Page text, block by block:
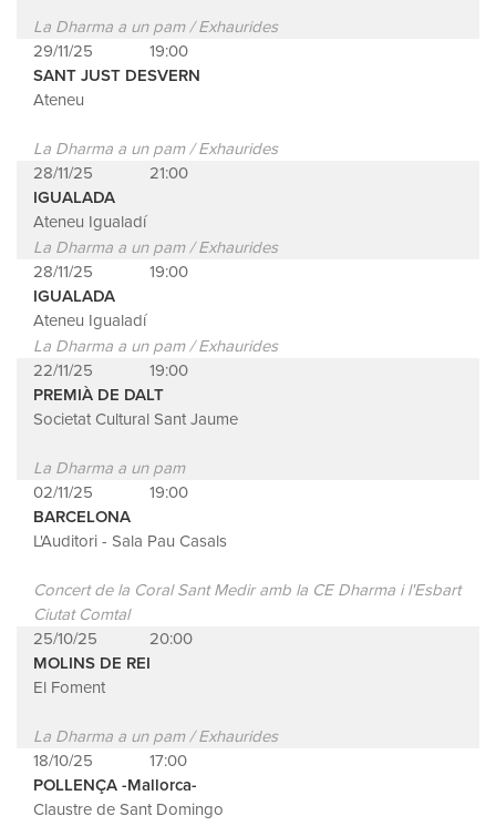
La Dharma a un pam / Exhaurides
29/11/25
19:00
SANT JUST DESVERN
Ateneu
La Dharma a un pam / Exhaurides
28/11/25
21:00
IGUALADA
Ateneu Igualadí
La Dharma a un pam / Exhaurides
28/11/25
19:00
IGUALADA
Ateneu Igualadí
La Dharma a un pam / Exhaurides
22/11/25
19:00
PREMIÀ DE DALT
Societat Cultural Sant Jaume
La Dharma a un pam
02/11/25
19:00
BARCELONA
L'Auditori - Sala Pau Casals
Concert de la Coral Sant Medir amb la CE Dharma i l'Esbart
Ciutat Comtal
25/10/25
20:00
MOLINS DE REI
El Foment
La Dharma a un pam / Exhaurides
18/10/25
17:00
POLLENÇA -Mallorca-
Claustre de Sant Domingo